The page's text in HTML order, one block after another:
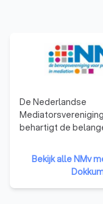
De Nederlandse
behartigt de
daarmee de grootste
beroepsvereniging
mediators als het
Bekijk alle NMv